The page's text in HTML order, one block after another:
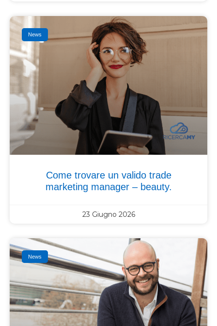
News
Come trovare un valido trade
marketing manager – beauty.
23 Giugno 2026
News